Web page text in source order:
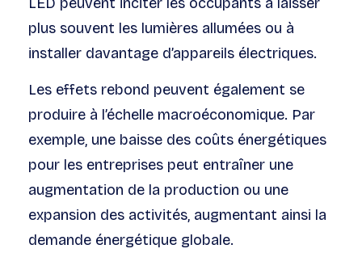
plus souvent les lumières allumées ou à
installer davantage d’appareils électriques.
Les effets rebond peuvent également se
produire à l’échelle macroéconomique. Par
exemple, une baisse des coûts énergétiques
pour les entreprises peut entraîner une
augmentation de la production ou une
expansion des activités, augmentant ainsi la
demande énergétique globale.